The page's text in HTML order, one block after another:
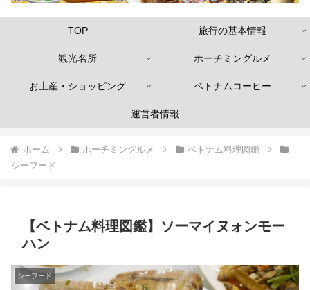
TOP 旅行の基本情報
観光名所 ホーチミングルメ
お土産・ショッピング ベトナムコーヒー
運営者情報
ホーム ホーチミングルメ
ベトナム料理図鑑
シーフード
【ベトナム料理図鑑】ソーマイヌォンモー
ハン
シーフード